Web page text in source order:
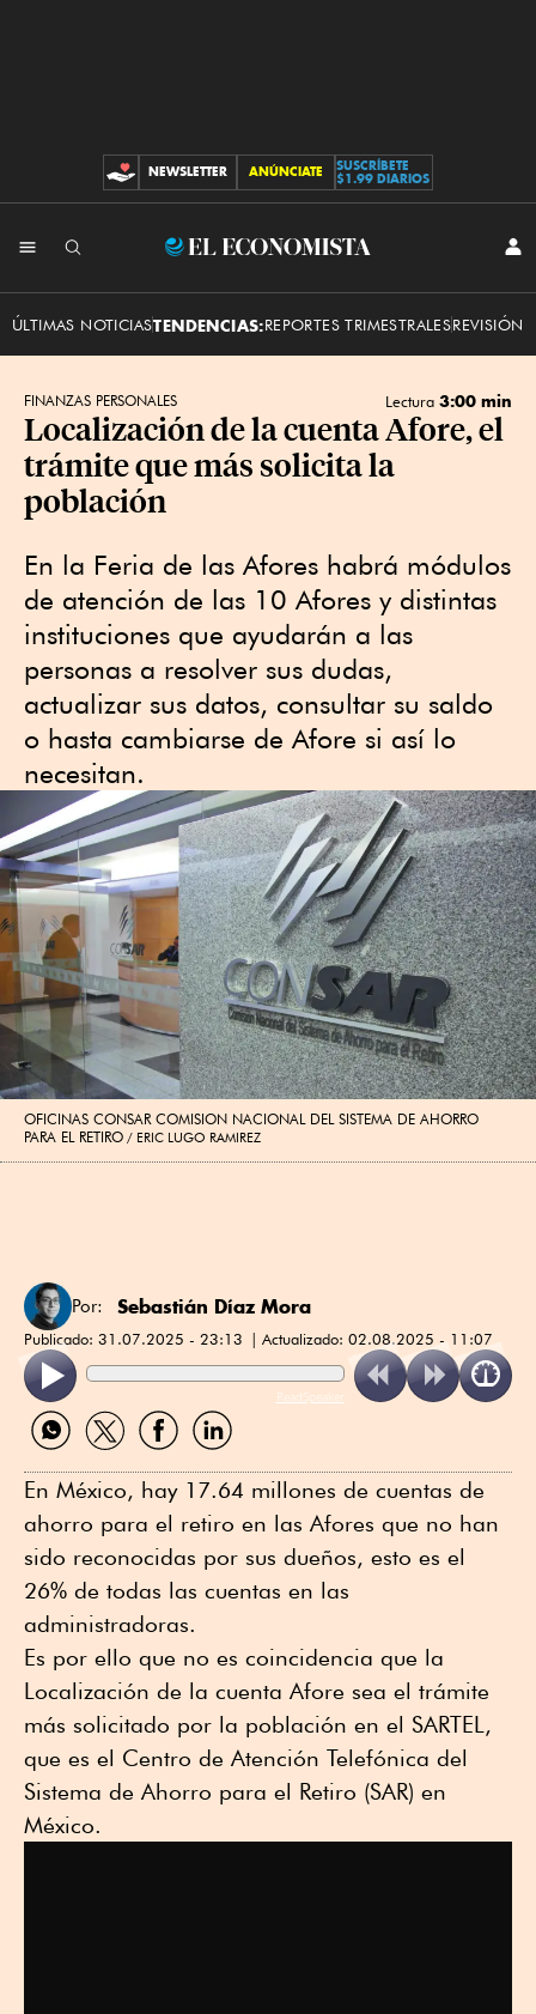
CONTRIBUCIONES
NEWSLETTER ANÚNCIATE
SUSCRÍBETE
$1.99 DIARIOS
El
ÚLTIMAS NOTICIASTENDENCIAS:REPORTES TRIMESTRALESREVISIÓN
FINANZAS PERSONALES Lectura 3:00 min
Localización de la cuenta Afore, el
trámite que más solicita la
población
En la Feria de las Afores habrá módulos
de atención de las 10 Afores y distintas
instituciones que ayudarán a las
personas a resolver sus dudas,
actualizar sus datos, consultar su saldo
o hasta cambiarse de Afore si así lo
necesitan.
OFICINAS CONSAR COMISION NACIONAL DEL SISTEMA DE AHORRO
PARA EL RETIRO
ERIC LUGO RAMIREZ
Por: Sebastián Díaz Mora
Publicado: 31.07.2025 - 23:13 Actualizado: 02.08.2025 - 11:07
ReadSpeaker
Compartir
por
Compartir
por
Compartir
por
Compartir
por
En México, hay 17.64 millones de cuentas de
ahorro para el retiro en las Afores que no han
sido reconocidas por sus dueños, esto es el
26% de todas las cuentas en las
administradoras.
Es por ello que no es coincidencia que la
Localización de la cuenta Afore sea el trámite
más solicitado por la población en el SARTEL,
que es el Centro de Atención Telefónica del
Sistema de Ahorro para el Retiro (SAR) en
México.